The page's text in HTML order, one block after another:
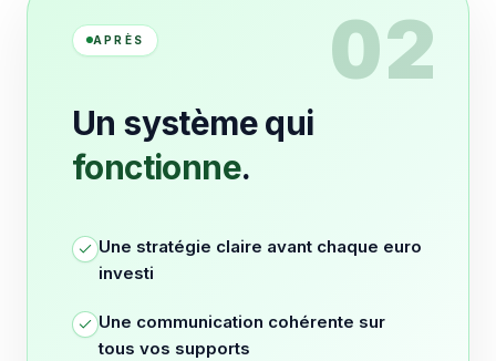
02
APRÈS
Un système qui
fonctionne.
Une stratégie claire avant chaque euro
investi
Une communication cohérente sur
tous vos supports